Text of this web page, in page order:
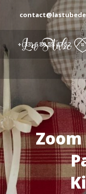
+(33) 6 80 58 47 52